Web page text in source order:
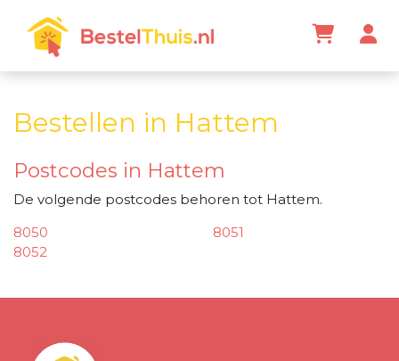
Bestellen in Hattem
Postcodes in Hattem
De volgende postcodes behoren tot Hattem.
8050
8051
8052